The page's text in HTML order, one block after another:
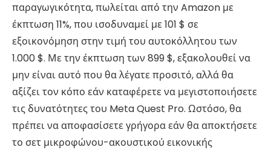
παραγωγικότητα, πωλείται από την Amazon με
έκπτωση 11%, που ισοδυναμεί με 101 $ σε
εξοικονόμηση στην τιμή του αυτοκόλλητου των
1.000 $. Με την έκπτωση των 899 $, εξακολουθεί να
μην είναι αυτό που θα λέγατε προσιτό, αλλά θα
αξίζει τον κόπο εάν καταφέρετε να μεγιστοποιήσετε
τις δυνατότητες του Meta Quest Pro. Ωστόσο, θα
πρέπει να αποφασίσετε γρήγορα εάν θα αποκτήσετε
το σετ μικροφώνου-ακουστικού εικονικής